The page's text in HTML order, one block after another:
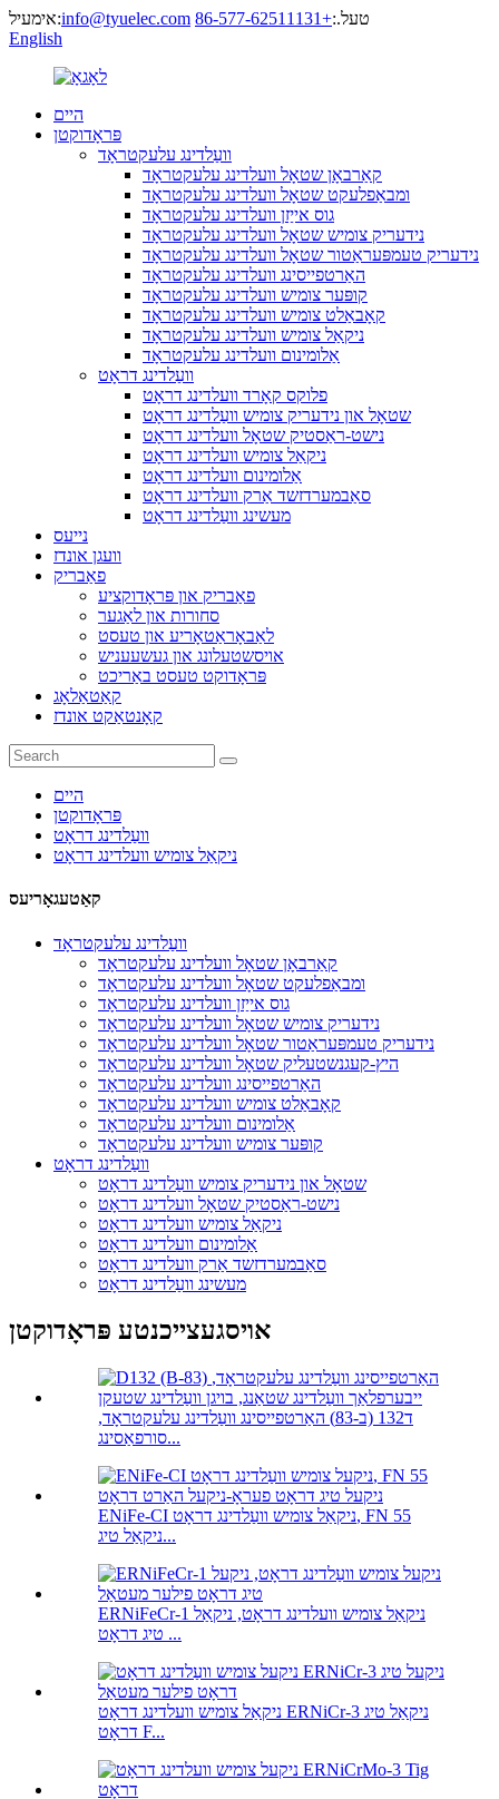
אימעיל:info@tyuelec.com טעל.:+86-577-62511131
English
היים
פּראָדוקטן
וועַלדינג עלעקטראָד
קאַרבאָן שטאָל וועלדינג עלעקטראָד
ומבאַפלעקט שטאָל וועלדינג עלעקטראָד
גוס אייַזן וועלדינג עלעקטראָד
נידעריק צומיש שטאָל וועלדינג עלעקטראָד
נידעריק טעמפּעראַטור שטאָל וועלדינג עלעקטראָד
האַרטפייסינג וועלדינג עלעקטראָד
קופּער צומיש וועלדינג עלעקטראָד
קאָבאַלט צומיש וועלדינג עלעקטראָד
ניקאַל צומיש וועלדינג עלעקטראָד
אַלומינום וועלדינג עלעקטראָד
וועַלדינג דראָט
פלוקס קאָרד וועלדינג דראָט
שטאָל און נידעריק צומיש וועַלדינג דראָט
נישט-ראַסטיק שטאָל וועלדינג דראָט
ניקאַל צומיש וועלדינג דראָט
אַלומינום וועלדינג דראָט
סאַבמערדזשד אַרק וועלדינג דראָט
מעשינג וועַלדינג דראָט
נייעס
וועגן אונדז
פאַבריק
פאַבריק און פּראָדוקציע
סחורות און לאַגער
לאַבאָראַטאָריע און טעסט
אויסשטעלונג און געשעעניש
פּראָדוקט טעסט באַריכט
קאַטאַלאָג
קאָנטאַקט אונדז
היים
פּראָדוקטן
וועַלדינג דראָט
ניקאַל צומיש וועלדינג דראָט
קאַטעגאָריעס
וועַלדינג עלעקטראָד
קאַרבאָן שטאָל וועלדינג עלעקטראָד
ומבאַפלעקט שטאָל וועלדינג עלעקטראָד
גוס אייַזן וועלדינג עלעקטראָד
נידעריק צומיש שטאָל וועלדינג עלעקטראָד
נידעריק טעמפּעראַטור שטאָל וועלדינג עלעקטראָד
היץ-קעגנשטעליק שטאָל וועלדינג עלעקטראָד
האַרטפייסינג וועלדינג עלעקטראָד
קאָבאַלט צומיש וועלדינג עלעקטראָד
אַלומינום וועלדינג עלעקטראָד
קופּער צומיש וועלדינג עלעקטראָד
וועַלדינג דראָט
שטאָל און נידעריק צומיש וועַלדינג דראָט
נישט-ראַסטיק שטאָל וועלדינג דראָט
ניקאַל צומיש וועלדינג דראָט
אַלומינום וועלדינג דראָט
סאַבמערדזשד אַרק וועלדינג דראָט
מעשינג וועַלדינג דראָט
אויסגעצייכנטע פּראָדוקטן
ד132 (ב-83) האַרטפייסינג וועַלדינג עלעקטראָד,
סורפאַסינג...
ENiFe-CI ניקאַל צומיש וועַלדינג דראָט, FN 55
ניקאַל טיג...
ERNiFeCr-1 ניקאַל צומיש וועלדינג דראָט, ניקאַל
טיג דראָט ...
ניקאַל צומיש וועלדינג דראָט ERNiCr-3 ניקאַל טיג
דראָט F...